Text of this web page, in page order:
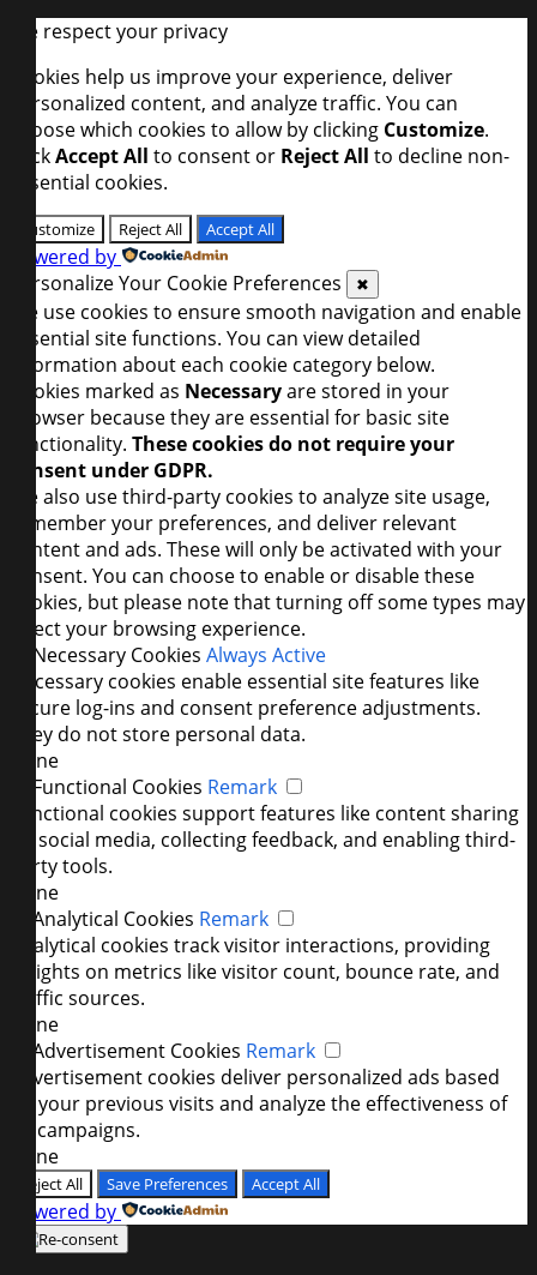
We respect your privacy
Cookies help us improve your experience, deliver
personalized content, and analyze traffic. You can
choose which cookies to allow by clicking Customize.
ClickAccept All to consent or Reject All to decline non-
essential cookies.
Customize Reject All Accept All
Powered by
Personalize Your Cookie Preferences
✖
We use cookies to ensure smooth navigation and enable
essential site functions. You can view detailed
information about each cookie category below.
Cookies marked as Necessaryare stored in your
browser because they are essential for basic site
functionality. These cookies do not require your
consent under GDPR.
We also use third-party cookies to analyze site usage,
remember your preferences, and deliver relevant
content and ads. These will only be activated with your
consent. You can choose to enable or disable these
cookies, but please note that turning off some types may
affect your browsing experience.
Necessary Cookies Always Active
Necessary cookies enable essential site features like
secure log-ins and consent preference adjustments.
They do not store personal data.
None
Functional Cookies Remark
Functional cookies support features like content sharing
on social media, collecting feedback, and enabling third-
party tools.
None
Analytical Cookies Remark
Analytical cookies track visitor interactions, providing
insights on metrics like visitor count, bounce rate, and
traffic sources.
None
Advertisement Cookies Remark
Advertisement cookies deliver personalized ads based
on your previous visits and analyze the effectiveness of
ad campaigns.
None
Reject All Save Preferences Accept All
Powered by